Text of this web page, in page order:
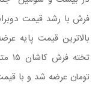
فرش با رشد قیمت
بالاترین قیمت پایه